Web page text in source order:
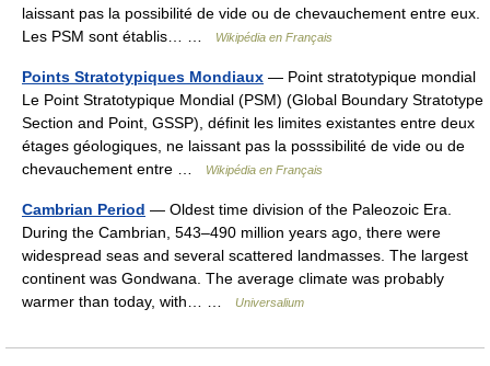
laissant pas la possibilité de vide ou de chevauchement entre eux.
Les PSM sont établis… …
Wikipédia en Français
Points Stratotypiques Mondiaux — Point stratotypique mondial
Le Point Stratotypique Mondial (PSM) (Global Boundary Stratotype
Section and Point, GSSP), définit les limites existantes entre deux
étages géologiques, ne laissant pas la posssibilité de vide ou de
chevauchement entre …
Wikipédia en Français
Cambrian Period — Oldest time division of the Paleozoic Era.
During the Cambrian, 543–490 million years ago, there were
widespread seas and several scattered landmasses. The largest
continent was Gondwana. The average climate was probably
warmer than today, with… …
Universalium